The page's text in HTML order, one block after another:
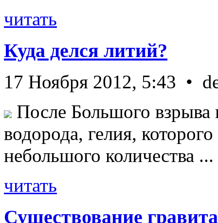
читать
Куда делся литий?
17 Ноября 2012, 5:43 •
После Большого взрыва
водорода, гелия,
небольшого количества ...
читать
Существование